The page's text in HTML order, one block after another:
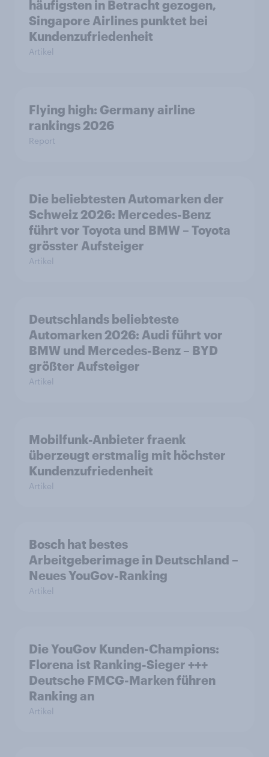
häufigsten in Betracht gezogen,
Singapore Airlines punktet bei
Kundenzufriedenheit
Artikel
Flying high: Germany airline
rankings 2026
Report
Die beliebtesten Automarken der
Schweiz 2026: Mercedes-Benz
führt vor Toyota und BMW – Toyota
grösster Aufsteiger
Artikel
Deutschlands beliebteste
Automarken 2026: Audi führt vor
BMW und Mercedes-Benz – BYD
größter Aufsteiger
Artikel
Mobilfunk-Anbieter fraenk
überzeugt erstmalig mit höchster
Kundenzufriedenheit
Artikel
Bosch hat bestes
Arbeitgeberimage in Deutschland –
Neues YouGov-Ranking
Artikel
Die YouGov Kunden-Champions:
Florena ist Ranking-Sieger +++
Deutsche FMCG-Marken führen
Ranking an
Artikel